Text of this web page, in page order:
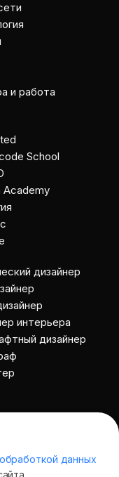
и работа
School
Academy
дизайнер
интерьера
дизайнер
обработкой данных